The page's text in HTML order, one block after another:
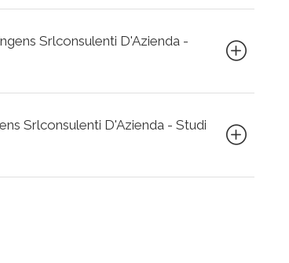
Srlconsulenti D'Azienda -
Srlconsulenti D'Azienda - Studi